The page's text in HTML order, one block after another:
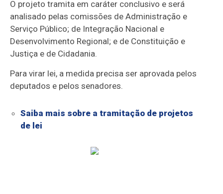
O projeto tramita em caráter conclusivo e será
analisado pelas comissões de Administração e
Serviço Público; de Integração Nacional e
Desenvolvimento Regional; e de Constituição e
Justiça e de Cidadania.
Para virar lei, a medida precisa ser aprovada pelos
deputados e pelos senadores.
Saiba mais sobre a tramitação de projetos
de lei